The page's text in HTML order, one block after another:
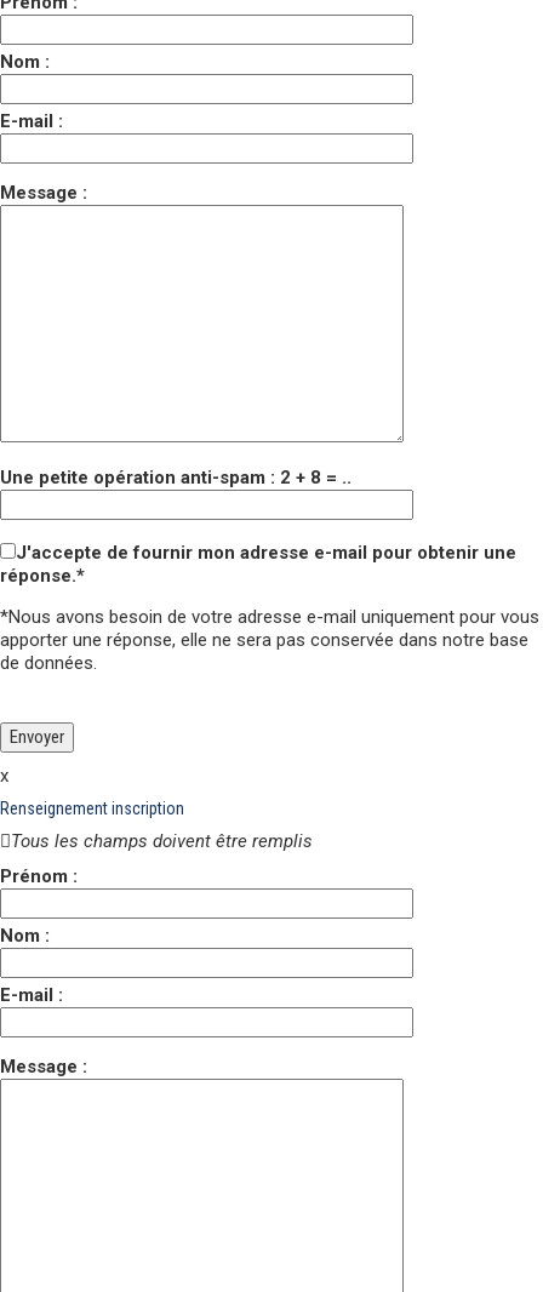
Nom :
E-mail :
Message :
Une petite opération anti-spam : 2 + 8 = ..
J'accepte de fournir mon adresse e-mail pour obtenir une
réponse.*
*Nous avons besoin de votre adresse e-mail uniquement pour vous
apporter une réponse, elle ne sera pas conservée dans notre base
de données.
Veuillez laisser ce champ vide.
x
Renseignement inscription
Tous les champs doivent être remplis
Prénom :
Nom :
E-mail :
Message :